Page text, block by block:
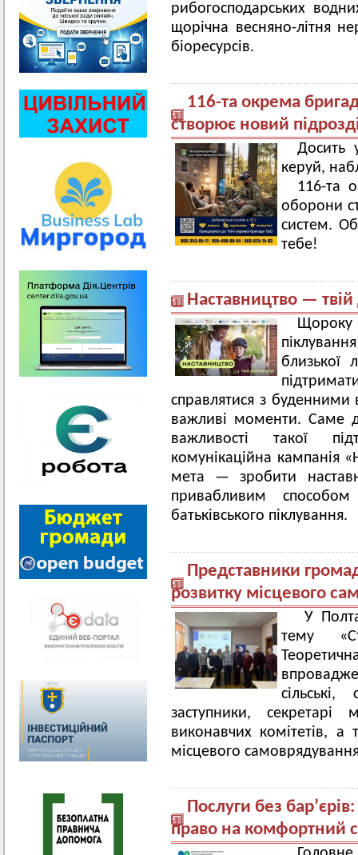
рибогосподарських
щорічна весняно-літня
біоресурсів.
116-та окрема
створює новий
Досить
керуй,
116-та
оборони
систем.
тебе!
Наставництво — твій
Щороку
справлятися з
важливі моменти. Саме
важливості такої
комунікаційна кампанія
мета — зробити
привабливим способом
батьківського піклування.
Представники
розвитку місцевого
У
тему
заступники,
виконавчих комітетів, а
місцевого
Послуги без
право на комфортний